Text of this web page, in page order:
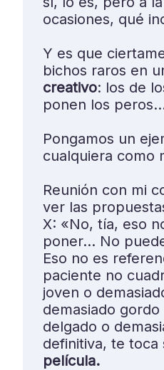
ocasiones, qué
Y es que
bichos raros en
creativo: los de
ponen los
Pongamos un
cualquiera como
Reunión con mi
ver las
X: «No, tía, eso
poner… No
Eso no es
paciente no
joven o
demasiado
delgado o
definitiva, te toca
película.